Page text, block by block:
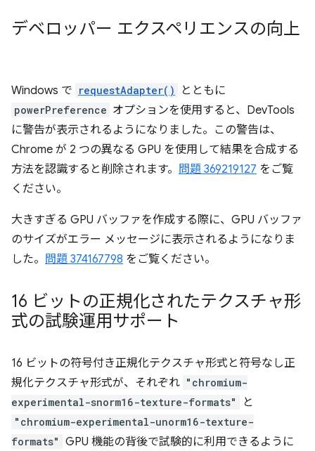
デベロッパー エクスペリエンスの向上
Windows で requestAdapter() とともに
powerPreference オプションを使用すると、DevTools
に警告が表示されるようになりました。この警告は、
Chrome が 2 つの異なる GPU を使用して結果を合成する
方法を認識すると削除されます。 問題 369219127 をご覧
ください。
大きすぎる GPU バッファを作成する際に、GPU バッファ
のサイズがエラー メッセージに表示されるようになりま
した。 問題 374167798 をご覧ください。
16 ビットの正規化されたテクスチャ形
式の試験運用サポート
16 ビットの符号付き正規化テクスチャ形式と符号なし正
規化テクスチャ形式が、それぞれ "chromium-
experimental-snorm16-texture-formats"
と
"chromium-experimental-unorm16-texture-
formats" GPU 機能の背後で試験的に利用できるように